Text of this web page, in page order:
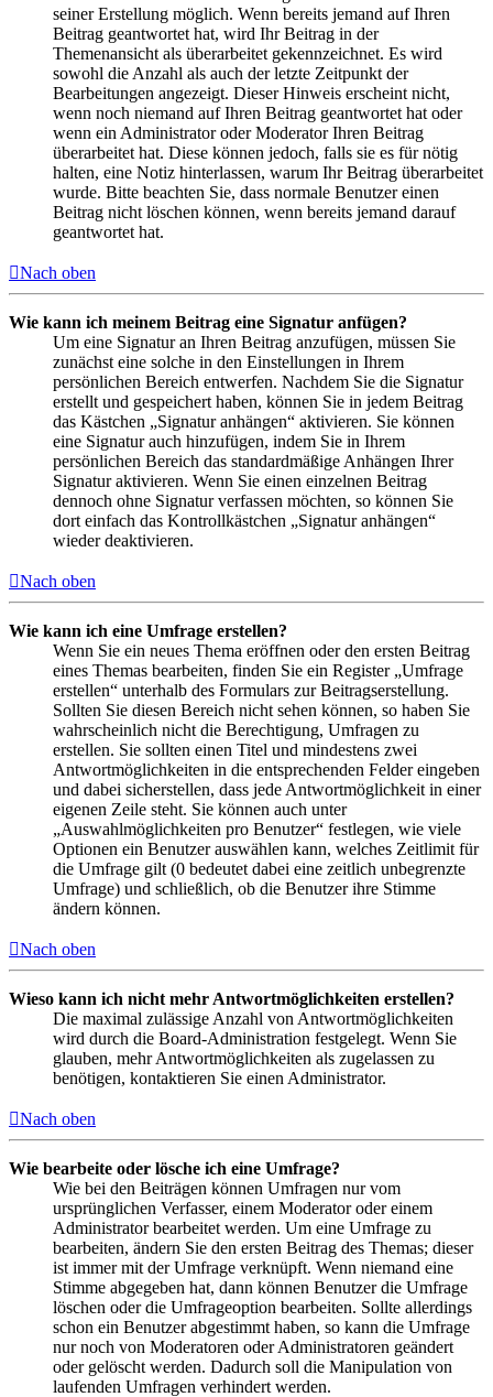
seiner Erstellung möglich. Wenn bereits jemand auf Ihren
Beitrag geantwortet hat, wird Ihr Beitrag in der
Themenansicht als überarbeitet gekennzeichnet. Es wird
sowohl die Anzahl als auch der letzte Zeitpunkt der
Bearbeitungen angezeigt. Dieser Hinweis erscheint nicht,
wenn noch niemand auf Ihren Beitrag geantwortet hat oder
wenn ein Administrator oder Moderator Ihren Beitrag
überarbeitet hat. Diese können jedoch, falls sie es für nötig
halten, eine Notiz hinterlassen, warum Ihr Beitrag überarbeitet
wurde. Bitte beachten Sie, dass normale Benutzer einen
Beitrag nicht löschen können, wenn bereits jemand darauf
geantwortet hat.
Nach oben
Wie kann ich meinem Beitrag eine Signatur anfügen?
Um eine Signatur an Ihren Beitrag anzufügen, müssen Sie
zunächst eine solche in den Einstellungen in Ihrem
persönlichen Bereich entwerfen. Nachdem Sie die Signatur
erstellt und gespeichert haben, können Sie in jedem Beitrag
das Kästchen „Signatur anhängen“ aktivieren. Sie können
eine Signatur auch hinzufügen, indem Sie in Ihrem
persönlichen Bereich das standardmäßige Anhängen Ihrer
Signatur aktivieren. Wenn Sie einen einzelnen Beitrag
dennoch ohne Signatur verfassen möchten, so können Sie
dort einfach das Kontrollkästchen „Signatur anhängen“
wieder deaktivieren.
Nach oben
Wie kann ich eine Umfrage erstellen?
Wenn Sie ein neues Thema eröffnen oder den ersten Beitrag
eines Themas bearbeiten, finden Sie ein Register „Umfrage
erstellen“ unterhalb des Formulars zur Beitragserstellung.
Sollten Sie diesen Bereich nicht sehen können, so haben Sie
wahrscheinlich nicht die Berechtigung, Umfragen zu
erstellen. Sie sollten einen Titel und mindestens zwei
Antwortmöglichkeiten in die entsprechenden Felder eingeben
und dabei sicherstellen, dass jede Antwortmöglichkeit in einer
eigenen Zeile steht. Sie können auch unter
„Auswahlmöglichkeiten pro Benutzer“ festlegen, wie viele
Optionen ein Benutzer auswählen kann, welches Zeitlimit für
die Umfrage gilt (0 bedeutet dabei eine zeitlich unbegrenzte
Umfrage) und schließlich, ob die Benutzer ihre Stimme
ändern können.
Nach oben
Wieso kann ich nicht mehr Antwortmöglichkeiten erstellen?
Die maximal zulässige Anzahl von Antwortmöglichkeiten
wird durch die Board-Administration festgelegt. Wenn Sie
glauben, mehr Antwortmöglichkeiten als zugelassen zu
benötigen, kontaktieren Sie einen Administrator.
Nach oben
Wie bearbeite oder lösche ich eine Umfrage?
Wie bei den Beiträgen können Umfragen nur vom
ursprünglichen Verfasser, einem Moderator oder einem
Administrator bearbeitet werden. Um eine Umfrage zu
bearbeiten, ändern Sie den ersten Beitrag des Themas; dieser
ist immer mit der Umfrage verknüpft. Wenn niemand eine
Stimme abgegeben hat, dann können Benutzer die Umfrage
löschen oder die Umfrageoption bearbeiten. Sollte allerdings
schon ein Benutzer abgestimmt haben, so kann die Umfrage
nur noch von Moderatoren oder Administratoren geändert
oder gelöscht werden. Dadurch soll die Manipulation von
laufenden Umfragen verhindert werden.